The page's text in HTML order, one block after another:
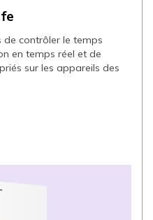
contrôler le temps
en temps réel et de
sur les appareils des